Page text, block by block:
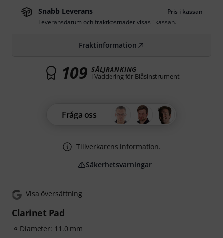
Visa översättning
Clarinet Pad
Diameter: 11.0 mm
Snabb Leverans
Pris i kassan
Leveransdatum och fraktkostnader visas i kassan.
Fraktinformation
109 SÄLJRANKING
i Vaddering för Blåsinstrument
Fråga oss
Tillverkarens information.
Säkerhetsvarningar